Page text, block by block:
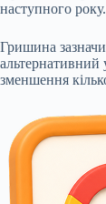
наступного
Гришина
альтернативний
зменшення